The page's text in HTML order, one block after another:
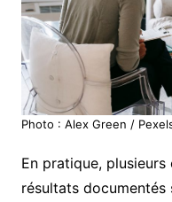
Photo : Alex Green /
En pratique,
résultats